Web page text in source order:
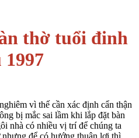
thờ tuổi đinh
1997
vì thế cần xác định cẩn thận
bị mắc sai lầm khi lắp đặt bàn
nhà có nhiều vị trí để chúng ta
để có hướng thuận lợi thì